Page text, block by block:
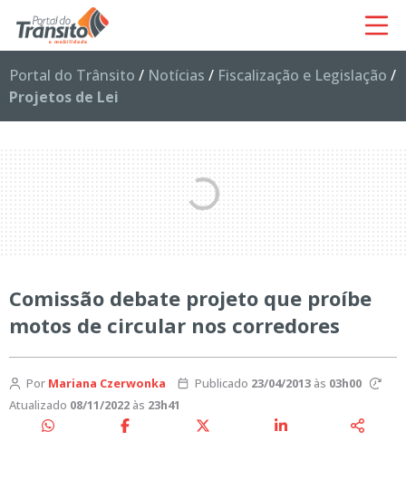
Portal do Trânsito / Notícias / Fiscalização e Legislação /
Projetos de Lei
Comissão debate projeto que proíbe
motos de circular nos corredores
Por Mariana Czerwonka Publicado 23/04/2013às 03h00
Atualizado 08/11/2022 às 23h41